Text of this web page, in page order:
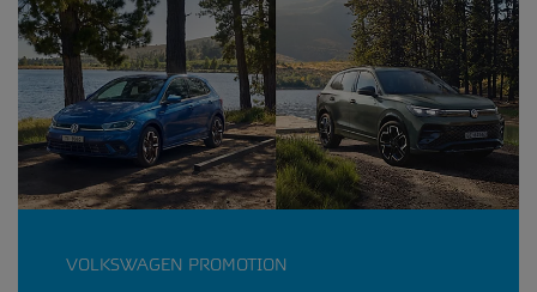
VOLKSWAGEN PROMOTION